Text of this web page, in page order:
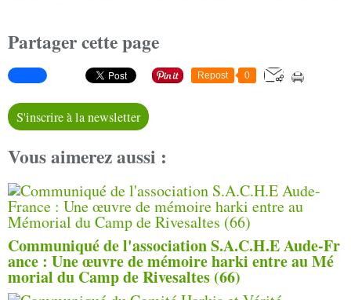
Partager cette page
Repost 0
S'inscrire à la newsletter
Vous aimerez aussi :
Communiqué de l'association S.A.C.H.E Aude-Fr
ance : Une œuvre de mémoire harki entre au Mé
morial du Camp de Rivesaltes (66)